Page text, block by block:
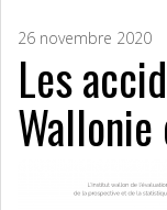
26 novembre 2020
Les